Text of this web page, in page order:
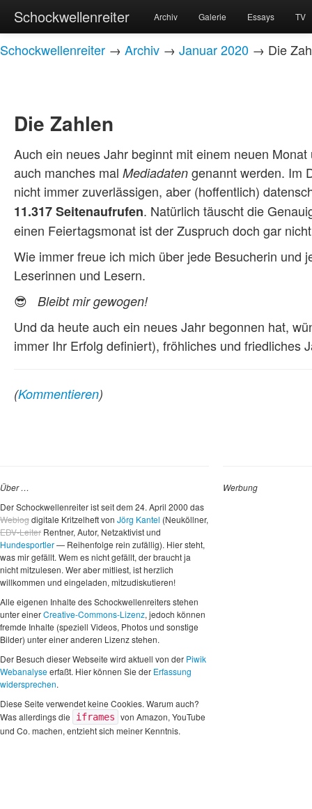
Schockwellenreiter Archiv Galerie Essays TV
Schockwellenreiter → Archiv → Januar 2020 → Die
Die Zahlen
Auch ein neues Jahr beginnt mit einem neuen
auch manches mal Mediadaten genannt werden. Im
nicht immer zuverlässigen, aber (hoffentlich)
11.317 Seitenaufrufen. Natürlich täuscht die
einen Feiertagsmonat ist der Zuspruch doch gar
Wie immer freue ich mich über jede Besucherin und
Leserinnen und Lesern.
😎 Bleibt mir gewogen!
Und da heute auch ein neues Jahr begonnen hat,
immer Ihr Erfolg definiert), fröhliches und friedliches
(Kommentieren)
Über …
Der Schockwellenreiter ist seit dem 24. April 2000 das
Weblogdigitale Kritzelheft von Jörg Kantel (Neuköllner,
EDV-Leiter Rentner, Autor, Netzaktivist und
Hundesportler— Reihenfolge rein zufällig). Hier steht,
was mir gefällt. Wem es nicht gefällt, der braucht ja
nicht mitzulesen. Wer aber mitliest, ist herzlich
willkommen und eingeladen, mitzudiskutieren!
Alle eigenen Inhalte des Schockwellenreiters stehen
unter einerCreative-Commons-Lizenz, jedoch können
fremde Inhalte (speziell Videos, Photos und sonstige
Bilder) unter einer anderen Lizenz stehen.
Der Besuch dieser Webseite wird aktuell von der Piwik
Webanalyseerfaßt. Hier können Sie der Erfassung
widersprechen.
Diese Seite verwendet keine Cookies. Warum auch?
Was allerdings die
iframes von Amazon, YouTube
und Co. machen, entzieht sich meiner Kenntnis.
Werbung